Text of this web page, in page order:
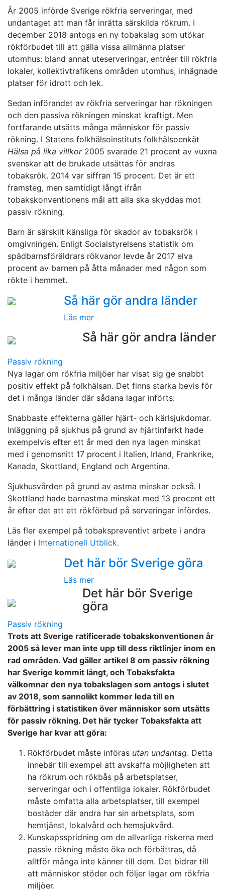
År 2005 införde Sverige rökfria serveringar, med
undantaget att man får inrätta särskilda rökrum. I
december 2018 antogs en ny tobakslag som utökar
rökförbudet till att gälla vissa allmänna platser
utomhus: bland annat uteserveringar, entréer till rökfria
lokaler, kollektivtrafikens områden utomhus, inhägnade
platser för idrott och lek.
Sedan införandet av rökfria serveringar har rökningen
och den passiva rökningen minskat kraftigt. Men
fortfarande utsätts många människor för passiv
rökning. I Statens folkhälsoinstituts folkhälsoenkät
Hälsa på lika villkor 2005 svarade 21 procent av vuxna
svenskar att de brukade utsättas för andras
tobaksrök. 2014 var siffran 15 procent. Det är ett
framsteg, men samtidigt långt ifrån
tobakskonventionens mål att alla ska skyddas mot
passiv rökning.
Barn är särskilt känsliga för skador av tobaksrök i
omgivningen. Enligt Socialstyrelsens statistik om
spädbarnsföräldrars rökvanor levde år 2017 elva
procent av barnen på åtta månader med någon som
rökte i hemmet.
Så här gör andra länder
Läs mer
Så här gör andra länder
Passiv rökning
Nya lagar om rökfria miljöer har visat sig ge snabbt
positiv effekt på folkhälsan. Det finns starka bevis för
det i många länder där sådana lagar införts:
Snabbaste effekterna gäller hjärt- och kärlsjukdomar.
Inläggning på sjukhus på grund av hjärtinfarkt hade
exempelvis efter ett år med den nya lagen minskat
med i genomsnitt 17 procent i Italien, Irland, Frankrike,
Kanada, Skottland, England och Argentina.
Sjukhusvården på grund av astma minskar också. I
Skottland hade barnastma minskat med 13 procent ett
år efter det att ett rökförbud på serveringar infördes.
Läs fler exempel på tobakspreventivt arbete i andra
länder i Internationell Utblick.
Det här bör Sverige göra
Läs mer
Det här bör Sverige
göra
Passiv rökning
Trots att Sverige ratificerade tobakskonventionen år
2005 så lever man inte upp till dess riktlinjer inom en
rad områden. Vad gäller artikel 8 om passiv rökning
har Sverige kommit långt, och Tobaksfakta
välkomnar den nya tobakslagen som antogs i slutet
av 2018, som sannolikt kommer leda till en
förbättring i statistiken över människor som utsätts
för passiv rökning. Det här tycker Tobaksfakta att
Sverige har kvar att göra:
Rökförbudet måste införas utan undantag. Detta
innebär till exempel att avskaffa möjligheten att
ha rökrum och rökbås på arbetsplatser,
serveringar och i offentliga lokaler. Rökförbudet
måste omfatta alla arbetsplatser, till exempel
bostäder där andra har sin arbetsplats, som
hemtjänst, lokalvård och hemsjukvård.
Kunskapsspridning om de allvarliga riskerna med
passiv rökning måste öka och förbättras, då
alltför många inte känner till dem. Det bidrar till
att människor stöder och följer lagar om rökfria
miljöer.